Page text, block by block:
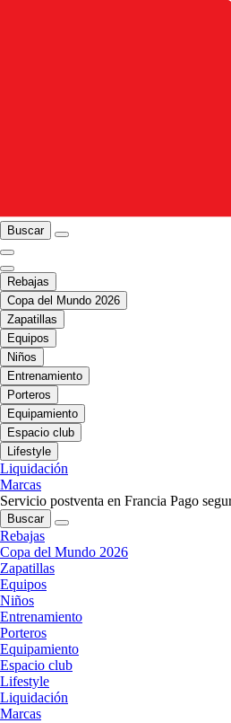
Buscar
Rebajas
Copa del Mundo 2026
Zapatillas
Equipos
Niños
Entrenamiento
Porteros
Equipamiento
Espacio club
Lifestyle
Liquidación
Marcas
Servicio postventa en Francia Pago
Buscar
Rebajas
Copa del Mundo 2026
Zapatillas
Equipos
Niños
Entrenamiento
Porteros
Equipamiento
Espacio club
Lifestyle
Liquidación
Marcas